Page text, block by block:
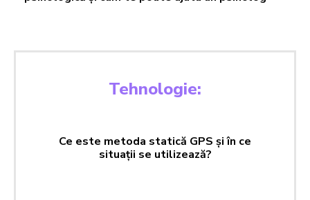
Tehnologie:
Ce este metoda statică GPS și în ce
situații se utilizează?